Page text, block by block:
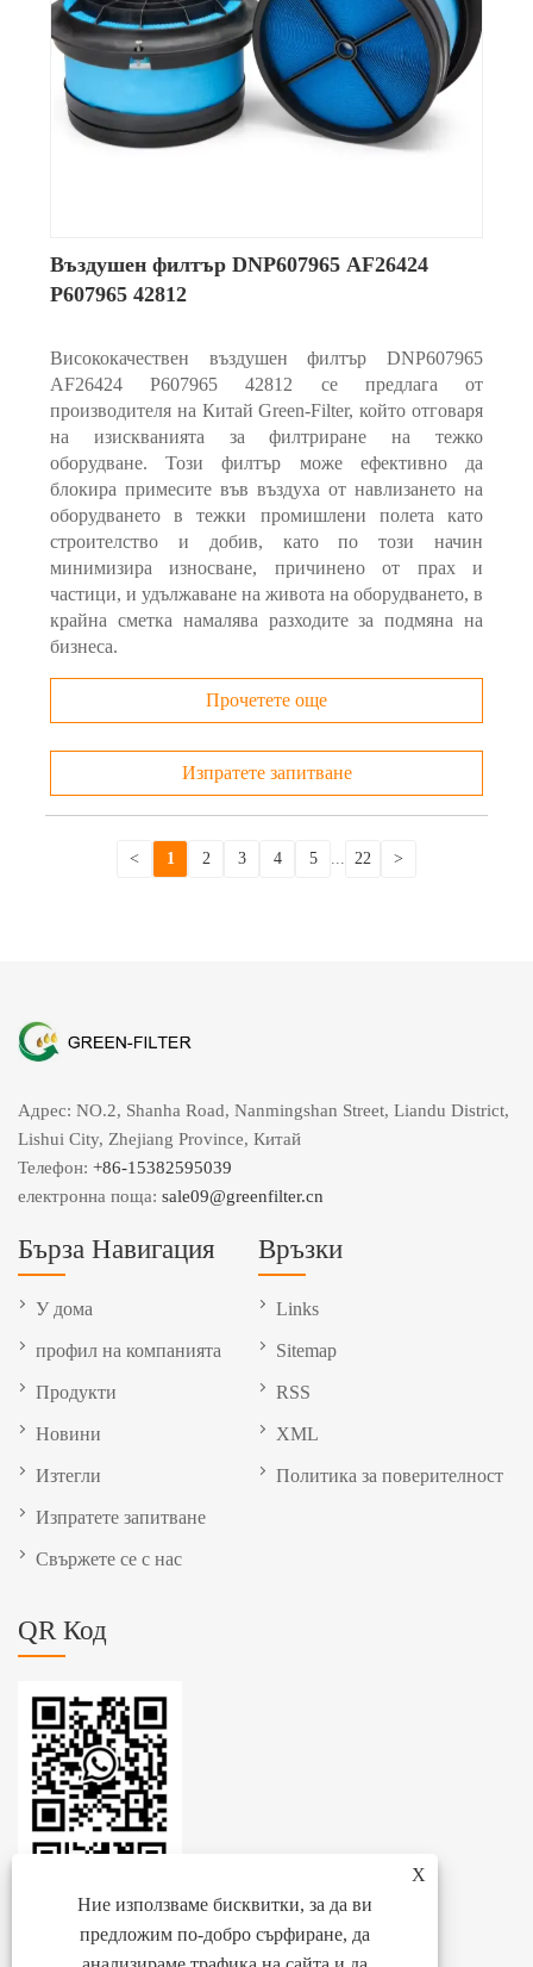
Въздушен филтър DNP607965 AF26424
P607965 42812
Висококачествен въздушен филтър DNP607965
AF26424 P607965 42812 се предлага от
производителя на Китай Green-Filter, който отговаря
на изискванията за филтриране на тежко
оборудване. Този филтър може ефективно да
блокира примесите във въздуха от навлизането на
оборудването в тежки промишлени полета като
строителство и добив, като по този начин
минимизира износване, причинено от прах и
частици, и удължаване на живота на оборудването, в
крайна сметка намалява разходите за подмяна на
бизнеса.
Прочетете още
Изпратете запитване
< 1 2 3 4 5 22 >
X
Ние използваме бисквитки, за да ви
предложим по-добро сърфиране, да
Адрес: NO.2, Shanha Road, Nanmingshan Street, Liandu District,
Lishui City, Zhejiang Province, Китай
Телефон: +86-15382595039
електронна поща: sale09@greenfilter.cn
Бърза Навигация
У дома
профил на компанията
Продукти
Новини
Изтегли
Изпратете запитване
Свържете се с нас
Връзки
Links
Sitemap
RSS
XML
Политика за поверителност
QR Код